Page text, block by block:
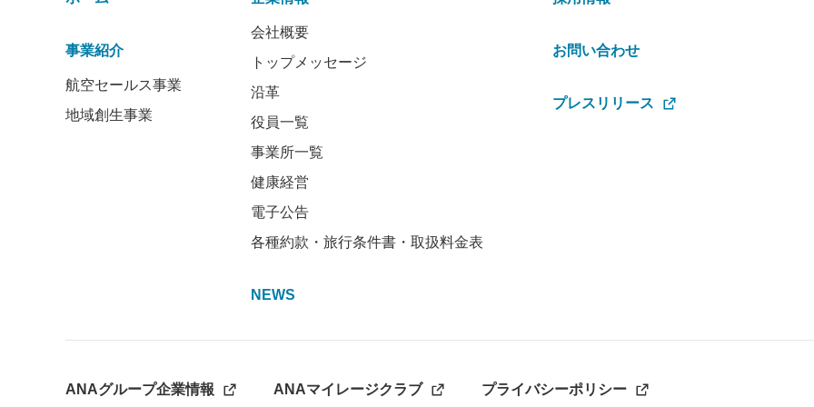
事業紹介
航空セールス事業
地域創生事業
会社概要
トップメッセージ
沿革
役員一覧
事業所一覧
健康経営
電子公告
各種約款・旅行条件書・取扱料金表
NEWS
お問い合わせ
プレスリリース
ANAグループ企業情報 ANAマイレージクラブ プライバシーポリシー